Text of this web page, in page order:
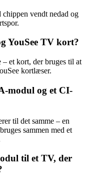
vendt nedad og
YouSee TV kort?
et kort, der bruges til at
kortlæser.
modul og et CI-
til det samme – en
sammen med et
til et TV, der